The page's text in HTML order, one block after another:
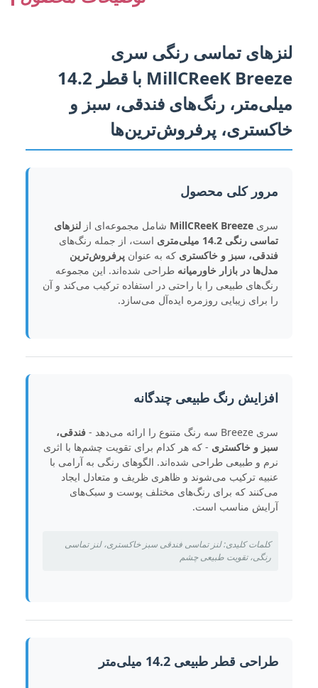
لنزهای تماسی رنگی سری
MillCReeK Breeze با قطر 14.2
میلی‌متر، رنگ‌های فندقی، سبز و
خاکستری، پرفروش‌ترین‌ها
مرور کلی محصول
سری MillCReeK Breeze شامل مجموعه‌ای از لنزهای
تماسی رنگی 14.2 میلی‌متری
است، از جمله رنگ‌های
فندقی، سبز و خاکستری که به عنوان پرفروش‌ترین
مدل‌ها در بازار خاورمیانه طراحی شده‌اند. این مجموعه
رنگ‌های طبیعی را با راحتی در استفاده ترکیب می‌کند و آن
را برای زیبایی روزمره ایده‌آل می‌سازد.
افزایش رنگ طبیعی چندگانه
سری Breeze سه رنگ متنوع را ارائه می‌دهد -
فندقی،
سبز و خاکستری - که هر کدام برای تقویت چشم‌ها با اثری
نرم و طبیعی طراحی شده‌اند. الگوهای رنگی به آرامی با
عنبیه ترکیب می‌شوند و ظاهری ظریف و متعادل ایجاد
می‌کنند که برای رنگ‌های مختلف پوست و سبک‌های
آرایش مناسب است.
کلمات کلیدی: لنز تماسی فندقی سبز خاکستری، لنز تماسی
رنگی، تقویت طبیعی چشم
طراحی قطر طبیعی 14.2 میلی‌متر